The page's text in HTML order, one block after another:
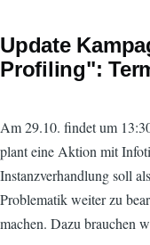
Update
Profiling":
Am 29.10. findet um
plant eine Aktion mit
Instanzverhandlung soll
Problematik weiter zu
machen. Dazu brauchen